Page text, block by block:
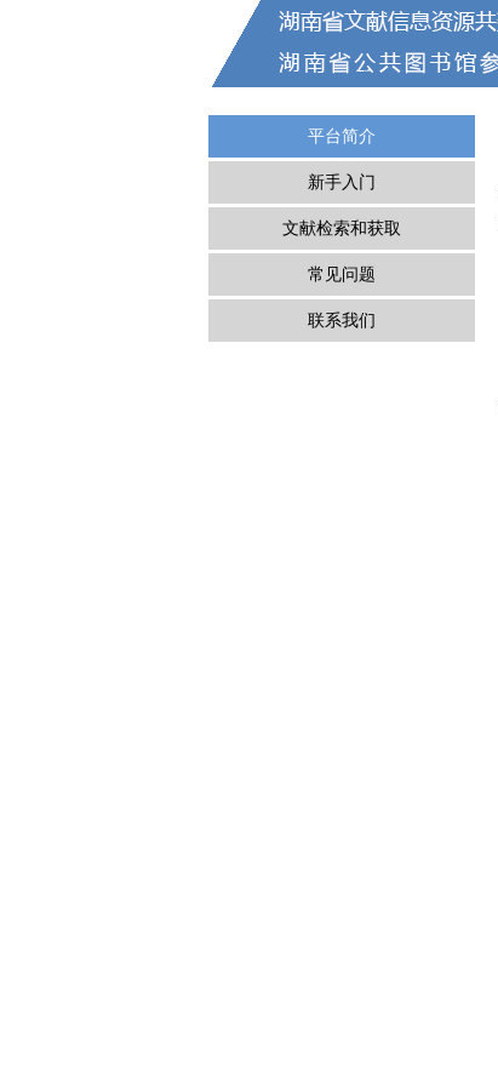
平台简介
新手入门
文献检索和获取
常见问题
联系我们